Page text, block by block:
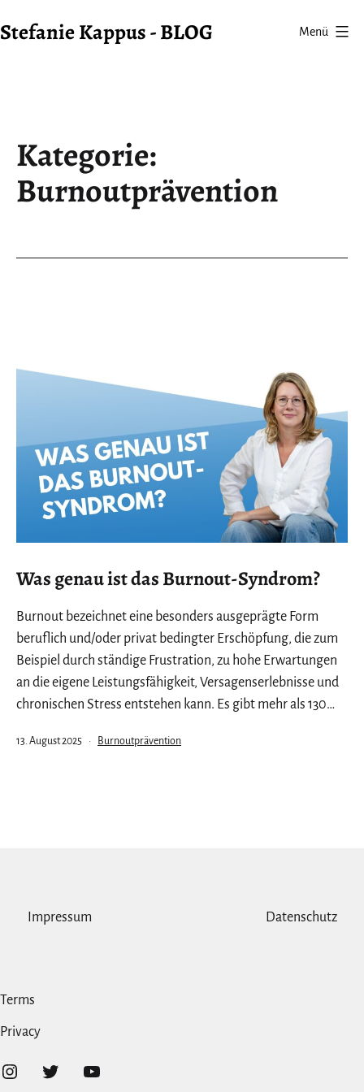
Inhalt
Stefanie Kappus - BLOG Menü
Kategorie:
Burnoutprävention
Was genau ist das Burnout-Syndrom?
Burnout bezeichnet eine besonders ausgeprägte Form
beruflich und/oder privat bedingter Erschöpfung, die zum
Beispiel durch ständige Frustration, zu hohe Erwartungen
an die eigene Leistungsfähigkeit, Versagenserlebnisse und
chronischen Stress entstehen kann. Es gibt mehr als 130…
Veröffentlicht
13. August 2025
Kategorisiert
Burnoutprävention
Impressum Datenschutz
Terms
Privacy
InstagramTwitter